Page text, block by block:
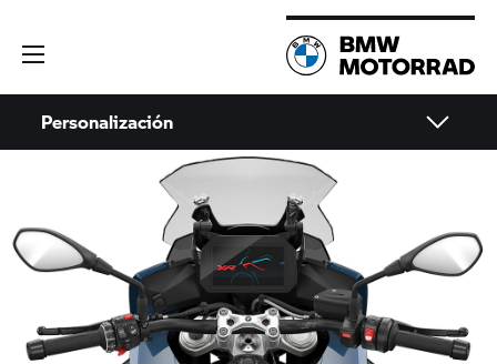
Personalización